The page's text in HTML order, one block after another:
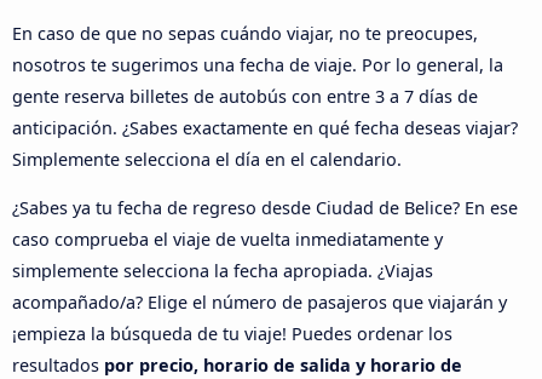
En caso de que no sepas cuándo viajar, no te preocupes,
nosotros te sugerimos una fecha de viaje. Por lo general, la
gente reserva billetes de autobús con entre 3 a 7 días de
anticipación. ¿Sabes exactamente en qué fecha deseas viajar?
Simplemente selecciona el día en el calendario.
¿Sabes ya tu fecha de regreso desde Ciudad de Belice? En ese
caso comprueba el viaje de vuelta inmediatamente y
simplemente selecciona la fecha apropiada. ¿Viajas
acompañado/a? Elige el número de pasajeros que viajarán y
¡empieza la búsqueda de tu viaje! Puedes ordenar los
resultados por precio, horario de salida y horario de